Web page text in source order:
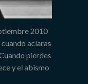
2010
aclaras
pierdes
y el abismo